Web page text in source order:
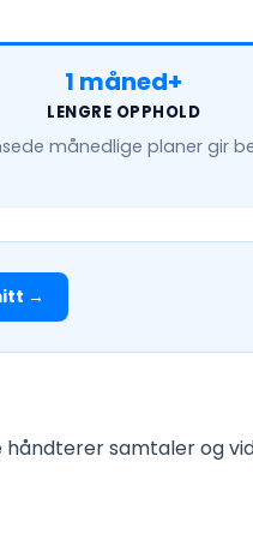
1 måned+
LENGRE OPPHOLD
månedlige planer gir
→
håndterer samtaler og